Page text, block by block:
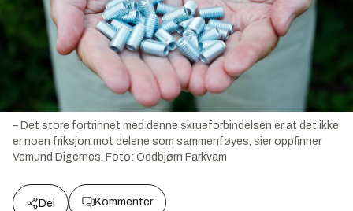
– Det store fortrinnet med denne skrueforbindelsen er at det ikke
er noen friksjon mot delene som sammenføyes, sier oppfinner
Vemund Digernes. Foto: Oddbjørn Farkvam
Del Kommenter